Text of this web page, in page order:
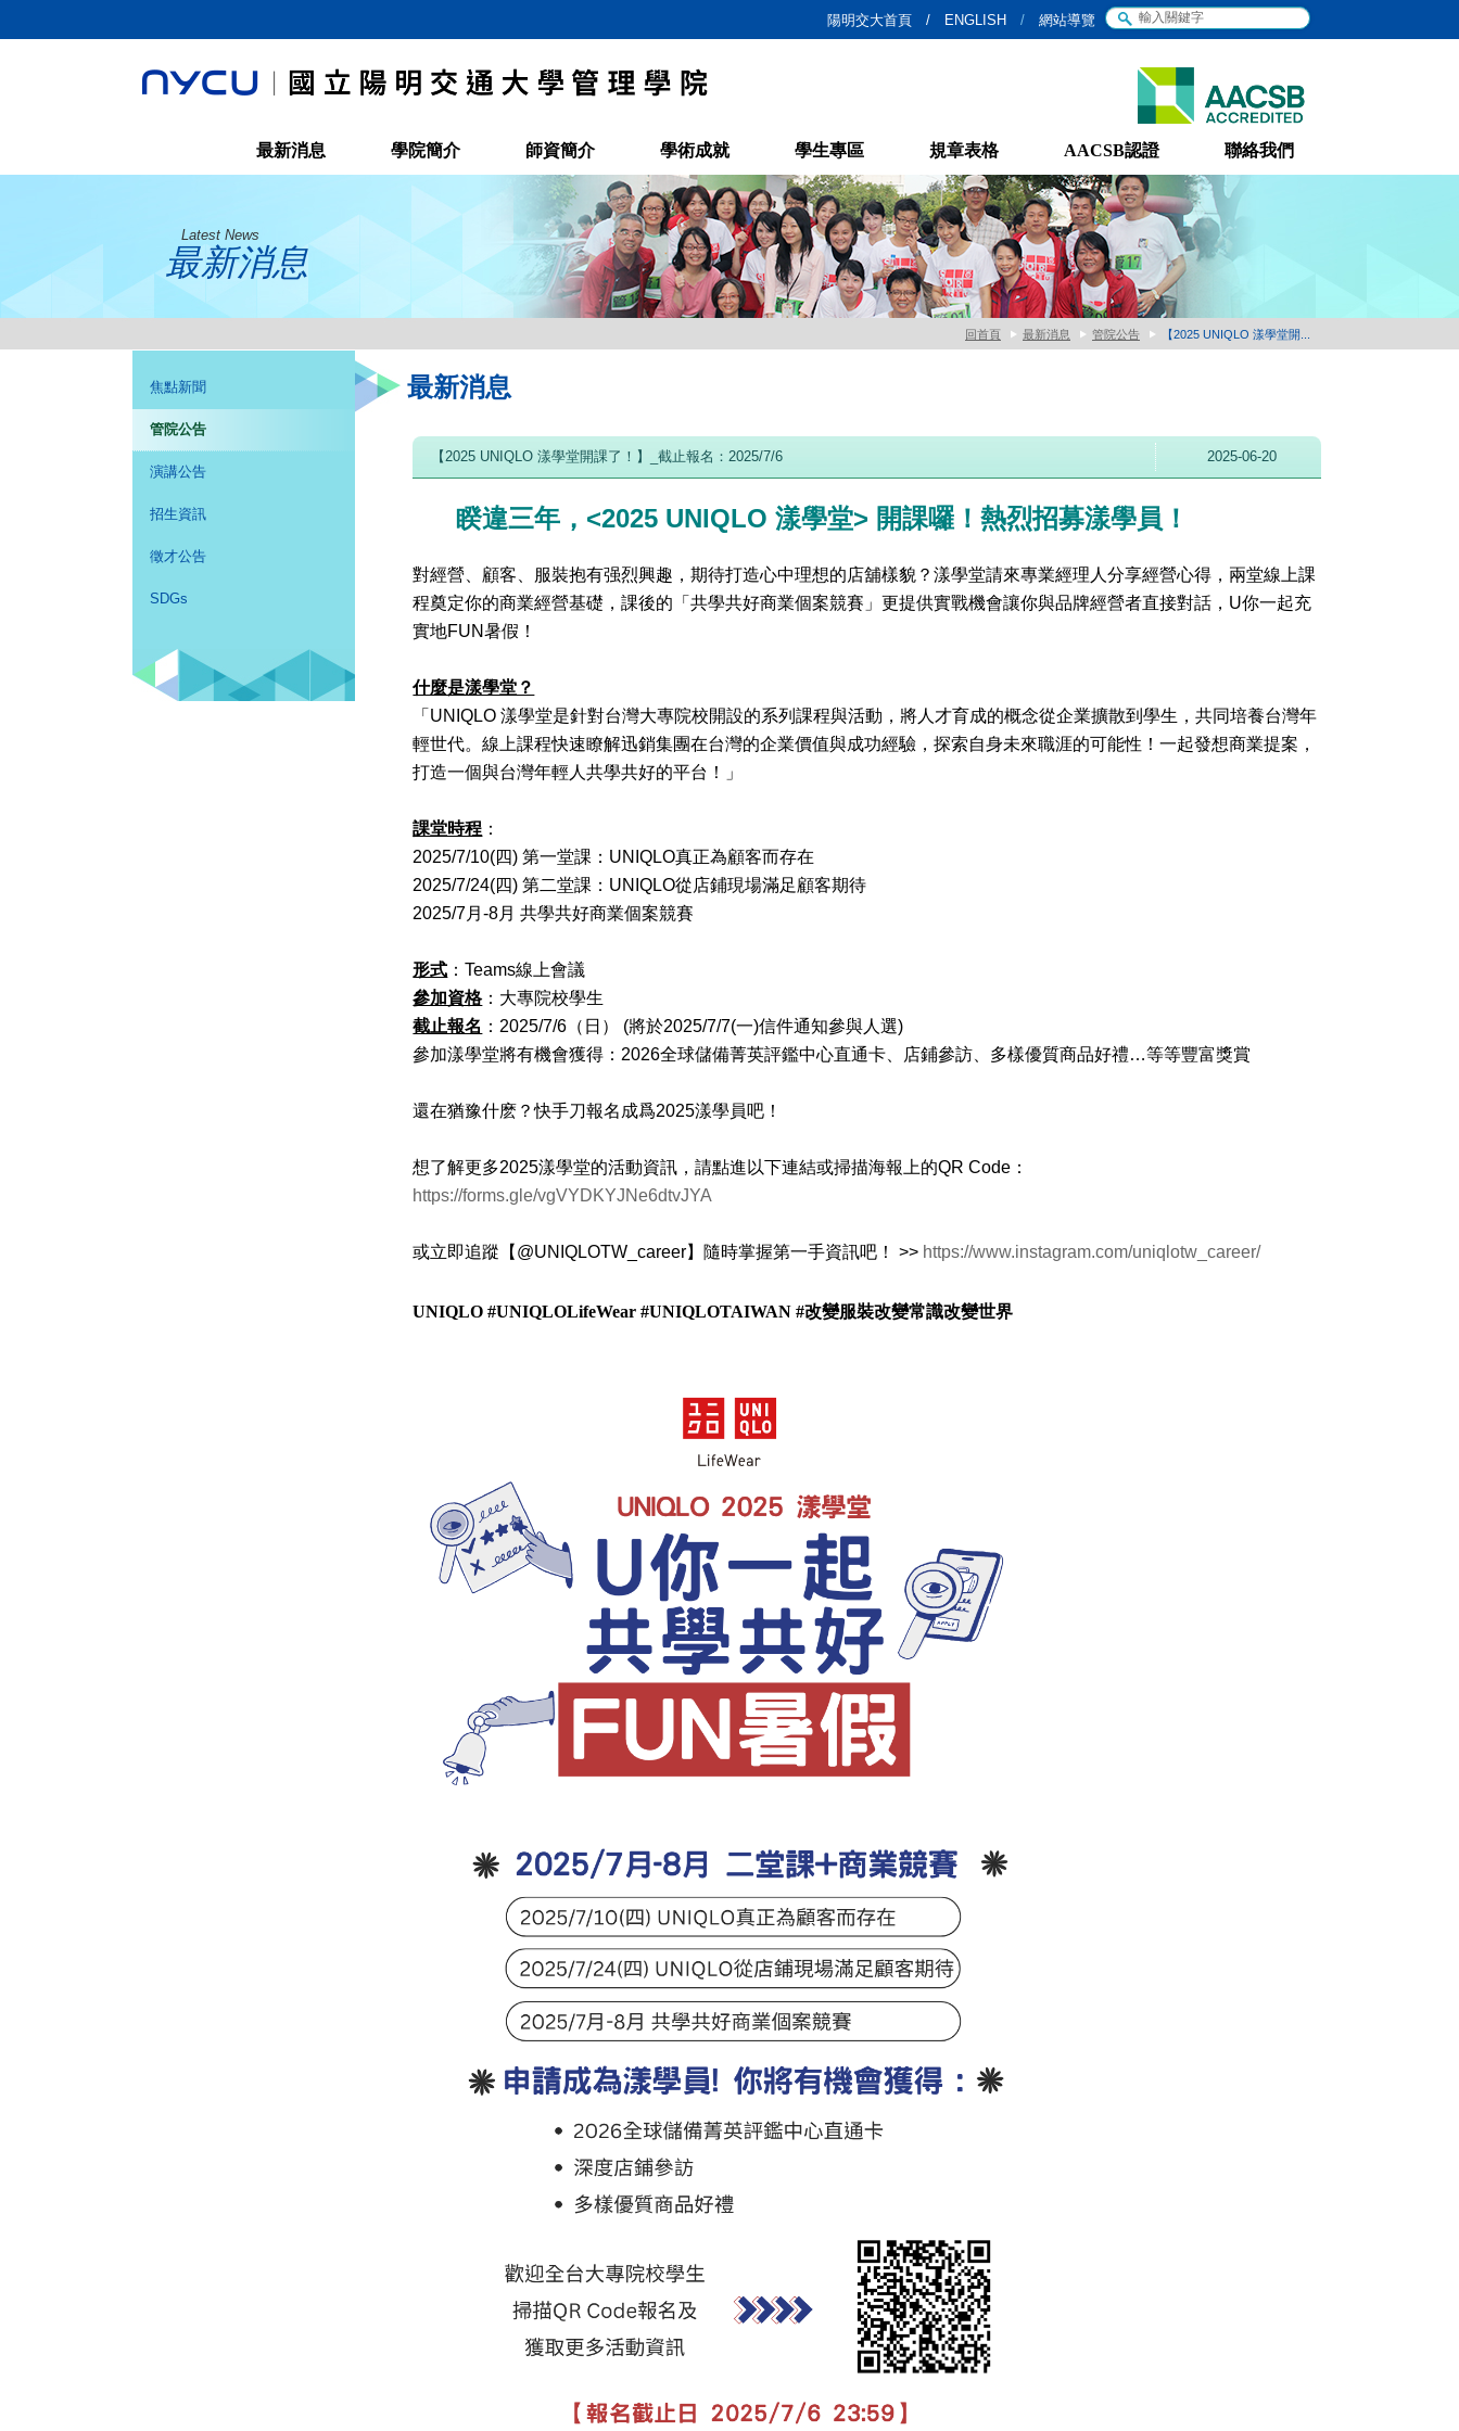
陽明交大首頁 / ENGLISH / 網站導覽
最新消息 學院簡介 師資簡介 學術成就 學生專區 規章表格 AACSB認證 聯絡我們
Latest News
最新消息
回首頁 最新消息 管院公告 【2025 UNIQLO 漾學堂開...
焦點新聞
管院公告
演講公告
招生資訊
徵才公告
SDGs
最新消息
2025-06-20
【2025 UNIQLO 漾學堂開課了！】_截止報名：2025/7/6
睽違三年，<2025 UNIQLO 漾學堂> 開課囉！熱烈招募漾學員！
對經營、顧客、服裝抱有强烈興趣，期待打造心中理想的店舖樣貌？漾學堂請來專業經理人分享經營心得，兩堂線上課
程奠定你的商業經營基礎，課後的「共學共好商業個案競賽」更提供實戰機會讓你與品牌經營者直接對話，U你一起充
實地FUN暑假！
什麼是漾學堂？
「UNIQLO 漾學堂是針對台灣大專院校開設的系列課程與活動，將人才育成的概念從企業擴散到學生，共同培養台灣年
輕世代。線上課程快速瞭解迅銷集團在台灣的企業價值與成功經驗，探索自身未來職涯的可能性！一起發想商業提案，
打造一個與台灣年輕人共學共好的平台！」
課堂時程 ：
2025/7/10(四) 第一堂課：UNIQLO真正為顧客而存在
2025/7/24(四) 第二堂課：UNIQLO從店鋪現場滿足顧客期待
2025/7月-8月 共學共好商業個案競賽
形式 ：Teams線上會議
參加資格：大專院校學生
截止報名 ：2025/7/6（日） (將於2025/7/7(一)信件通知參與人選)
參加漾學堂將有機會獲得：2026全球儲備菁英評鑑中心直通卡、店鋪參訪、多樣優質商品好禮…等等豐富獎賞
還在猶豫什麽？快手刀報名成爲2025漾學員吧！
想了解更多2025漾學堂的活動資訊，請點進以下連結或掃描海報上的QR Code：
https://forms.gle/vgVYDKYJNe6dtvJYA
或立即追蹤【@UNIQLOTW_career】隨時掌握第一手資訊吧！ >> https://www.instagram.com/uniqlotw_career/
UNIQLO #UNIQLOLifeWear #UNIQLOTAIWAN #改變服裝改變常識改變世界